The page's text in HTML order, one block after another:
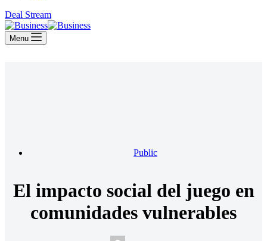
Deal Stream
Menu
Public
El impacto social del juego en
comunidades vulnerables